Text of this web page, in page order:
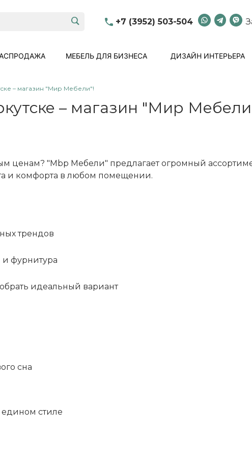
+7 (3952) 503-504
МЕБЕЛЬ ДЛЯ БИЗНЕСА ДИЗАЙН ИНТЕРЬЕРА
– магазин "Мир Мебели"!
– магазин "Мир
ценам? "Мbр Мебели" предлагает огромный
и комфорта в любом помещении.
трендов
и фурнитура
идеальный вариант
сна
стиле